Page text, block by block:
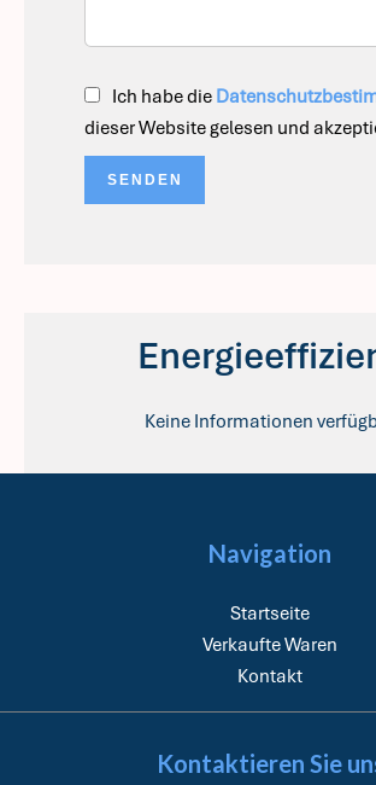
Ich habe die
dieser Website gelesen und
SENDEN
Keine Informationen
Navigation
Startseite
Verkaufte Waren
Kontakt
Kontaktieren Sie